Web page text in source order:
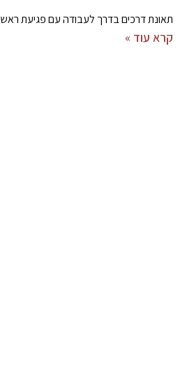
תאונת דרכים בדרך לעבודה עם פגיעת ראש
קרא עוד »